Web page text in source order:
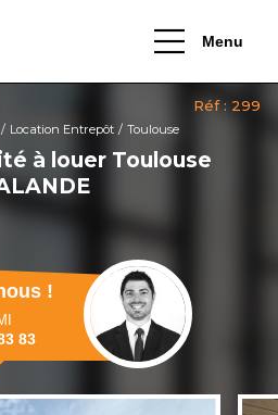
Menu
à louer Toulouse
Location Entrepôt Toulouse
!
83